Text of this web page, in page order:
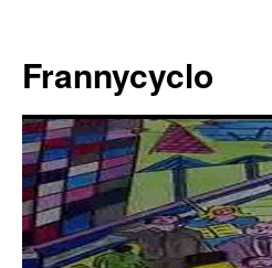
contenu
Frannycyclo